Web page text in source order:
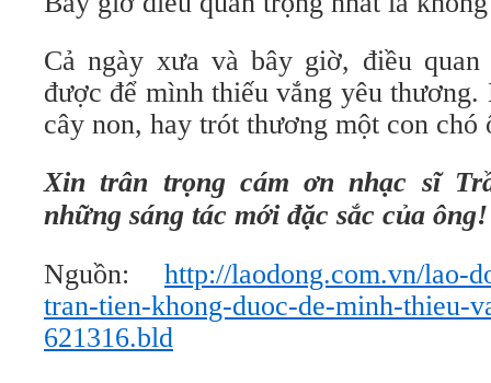
Cả ngày xưa và bây giờ, điều
được để mình thiếu vắng yêu
cây non, hay trót thương một con chó
Xin trân trọng cám ơn nhạc sĩ
những sáng tác mới đặc sắc của ông!
Nguồn: http://laodong.com.vn/lao-
tran-tien-khong-duoc-de-minh-thieu-
621316.bld